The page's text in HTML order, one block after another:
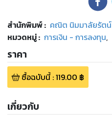
สำนักพิมพ์: คณิต นิมมาลัยรัตน์
หมวดหมู่: การเงิน - การลงทุน,
ราคา
ซื้อฉบับนี้:119.00 ฿
เกี่ยวกับ